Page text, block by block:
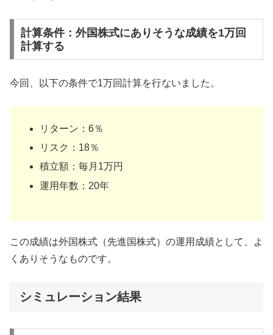
計算条件：外国株式にありそうな成績を1万回
計算する
今回、以下の条件で1万回計算を行ないました。
リターン：6％
リスク：18％
積立額：毎月1万円
運用年数：20年
この成績は外国株式（先進国株式）の運用成績として、よ
くありそうなものです。
シミュレーション結果